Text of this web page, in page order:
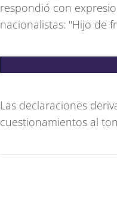
respondió con
nacionalistas: "Hijo de
Las declaraciones
cuestionamientos al